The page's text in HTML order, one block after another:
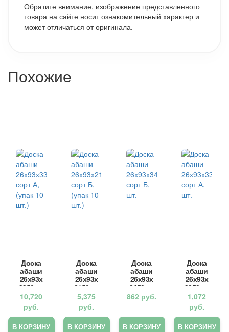
Обратите внимание, изображение представленного
товара на сайте носит ознакомительный характер и
может отличаться от оригинала.
Похожие
Доска
абаши
26х93х
3350мм
, сорт
А, (упак
10 шт.)
10,720
руб.
В КОРЗИНУ
Доска
абаши
26х93х
2150мм
, сорт
Б, (упак
10 шт.)
5,375
руб.
В КОРЗИНУ
Доска
абаши
26х93х
3450мм
, сорт
Б, шт.
862 руб.
В КОРЗИНУ
Доска
абаши
26х93х
3350мм
, сорт
А, шт.
1,072
руб.
В КОРЗИНУ